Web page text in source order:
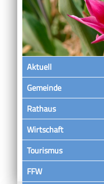
Aktuell
Gemeinde
Rathaus
Wirtschaft
Tourismus
FFW